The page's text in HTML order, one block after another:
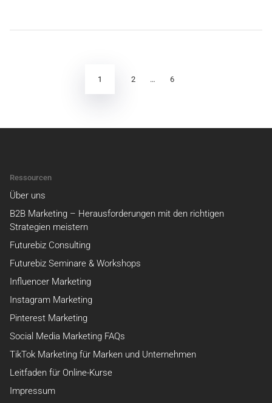
1 2 … 6
Ressourcen
Über uns
B2B Marketing – Herausforderungen mit den richtigen
Strategien meistern
Futurebiz Consulting
Futurebiz Seminare & Workshops
Influencer Marketing
Instagram Marketing
Pinterest Marketing
Social Media Marketing FAQs
TikTok Marketing für Marken und Unternehmen
Leitfaden für Online-Kurse
Impressum